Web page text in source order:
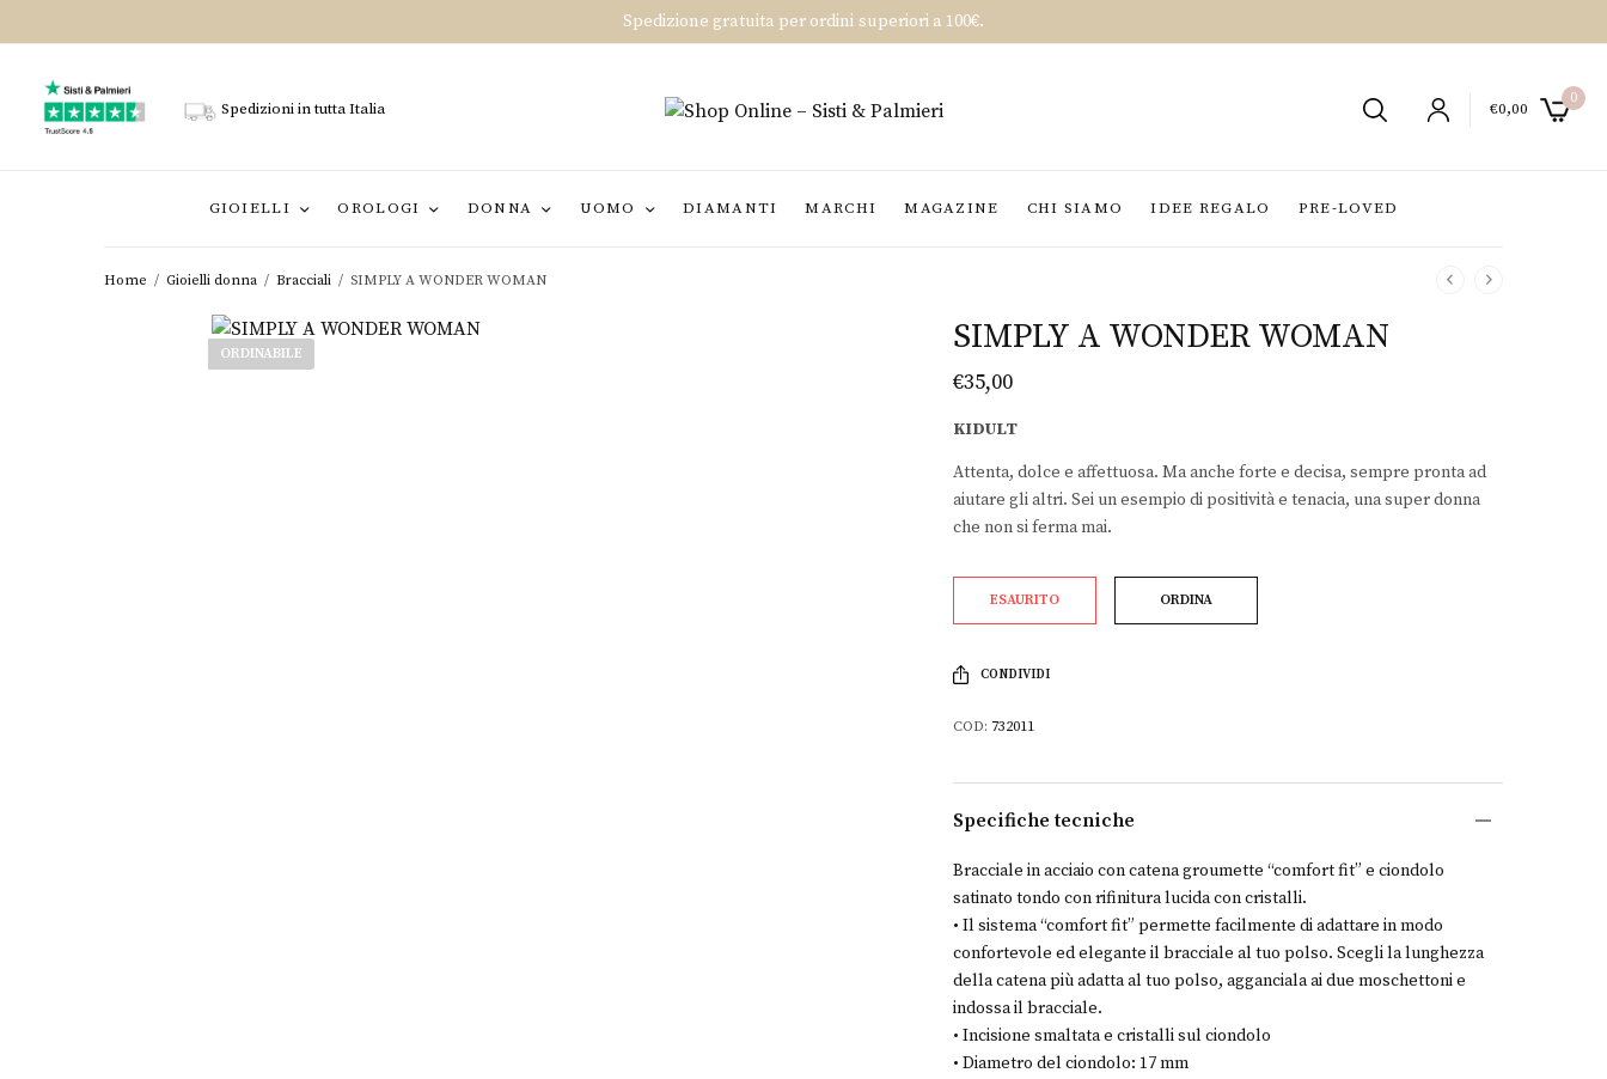
Spedizione gratuita per ordini superiori a 100€.
Spedizioni in tutta Italia €0,00
0
GIOIELLI OROLOGI DONNA UOMO DIAMANTI MARCHI MAGAZINE CHI SIAMO IDEE REGALO PRE-LOVED
Home / Gioielli donna / Bracciali / SIMPLY A WONDER WOMAN
ORDINABILE SIMPLY A WONDER WOMAN
€35,00
KIDULT
Attenta, dolce e affettuosa. Ma anche forte e decisa, sempre pronta ad
aiutare gli altri. Sei un esempio di positività e tenacia, una super donna
che non si ferma mai.
ESAURITO ORDINA
CONDIVIDI
COD: 732011
Specifiche tecniche
Bracciale in acciaio con catena groumette “comfort fit” e ciondolo
satinato tondo con rifinitura lucida con cristalli.
• Il sistema “comfort fit” permette facilmente di adattare in modo
confortevole ed elegante il bracciale al tuo polso. Scegli la lunghezza
della catena più adatta al tuo polso, agganciala ai due moschettoni e
indossa il bracciale.
• Incisione smaltata e cristalli sul ciondolo
• Diametro del ciondolo: 17 mm